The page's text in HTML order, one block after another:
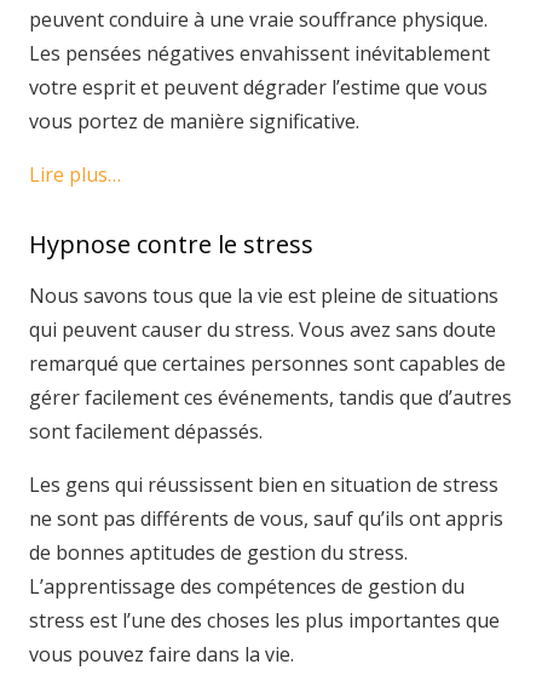
peuvent conduire à une vraie souffrance physique.
Les pensées négatives envahissent inévitablement
votre esprit et peuvent dégrader l’estime que vous
vous portez de manière significative.
Lire plus…
Hypnose contre le stress
Nous savons tous que la vie est pleine de situations
qui peuvent causer du stress. Vous avez sans doute
remarqué que certaines personnes sont capables de
gérer facilement ces événements, tandis que d’autres
sont facilement dépassés.
Les gens qui réussissent bien en situation de stress
ne sont pas différents de vous, sauf qu’ils ont appris
de bonnes aptitudes de gestion du stress.
L’apprentissage des compétences de gestion du
stress est l’une des choses les plus importantes que
vous pouvez faire dans la vie.